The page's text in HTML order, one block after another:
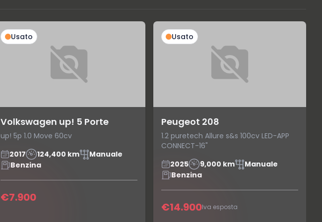
Usato
Volkswagen up! 5 Porte
up! 5p 1.0 Move 60cv
2017
124,400 km
Manuale
Benzina
€7.900
Usato
Peugeot 208
1.2 puretech Allure s&s 100cv LED-APP
CONNECT-16"
2025
9,000 km
Manuale
Benzina
€14.900Iva esposta